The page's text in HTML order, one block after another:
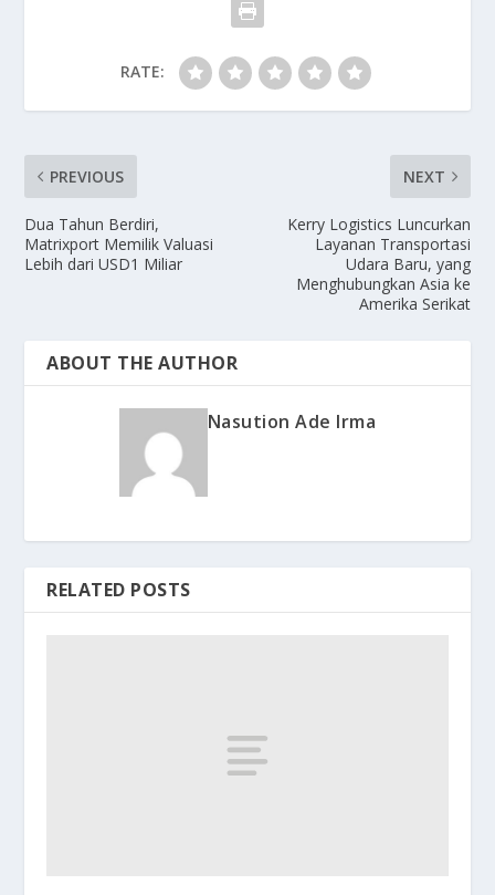
RATE:
PREVIOUS
Dua Tahun Berdiri,
Matrixport Memilik Valuasi
Lebih dari USD1 Miliar
NEXT
Kerry Logistics Luncurkan
Layanan Transportasi
Udara Baru, yang
Menghubungkan Asia ke
Amerika Serikat
ABOUT THE AUTHOR
Nasution Ade Irma
RELATED POSTS